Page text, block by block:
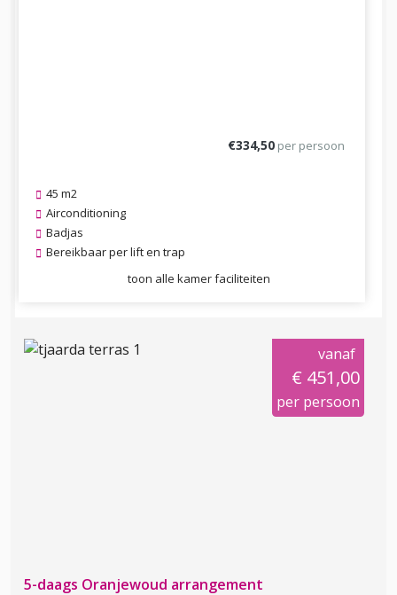
€334,50 per persoon
45 m2
Airconditioning
Badjas
Bereikbaar per lift en trap
toon alle kamer faciliteiten
vanaf
€ 451,00
per persoon
5-daags Oranjewoud arrangement